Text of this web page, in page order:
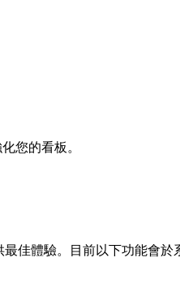
您的看板。
佳體驗。目前以下功能會於